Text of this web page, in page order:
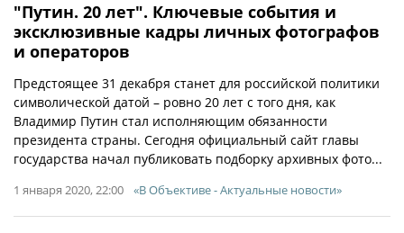
"Путин. 20 лет". Ключевые события и
эксклюзивные кадры личных фотографов
и операторов
Предстоящее 31 декабря станет для российской политики
символической датой – ровно 20 лет с того дня, как
Владимир Путин стал исполняющим обязанности
президента страны. Сегодня официальный сайт главы
государства начал публиковать подборку архивных фото...
1 января 2020, 22:00 «В Объективе - Актуальные новости»